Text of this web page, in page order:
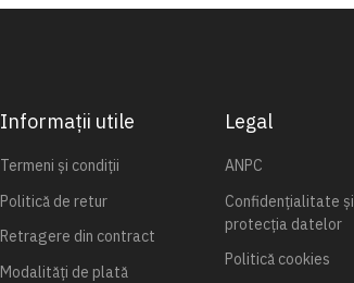
Informații utile
Termeni și condiții
Politică de retur
Retragere din contract
Modalități de plată
Legal
ANPC
Confidențialitate și
protecția datelor
Politică cookies